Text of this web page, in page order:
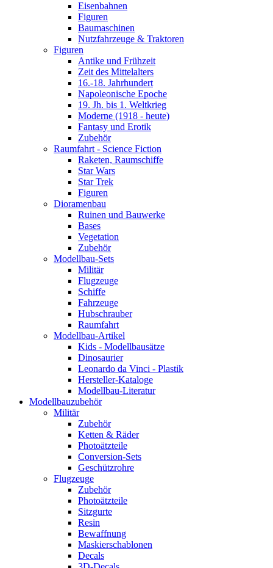
Eisenbahnen
Figuren
Baumaschinen
Nutzfahrzeuge & Traktoren
Figuren
Antike und Frühzeit
Zeit des Mittelalters
16.-18. Jahrhundert
Napoleonische Epoche
19. Jh. bis 1. Weltkrieg
Moderne (1918 - heute)
Fantasy und Erotik
Zubehör
Raumfahrt - Science Fiction
Raketen, Raumschiffe
Star Wars
Star Trek
Figuren
Dioramenbau
Ruinen und Bauwerke
Bases
Vegetation
Zubehör
Modellbau-Sets
Militär
Flugzeuge
Schiffe
Fahrzeuge
Hubschrauber
Raumfahrt
Modellbau-Artikel
Kids - Modellbausätze
Dinosaurier
Leonardo da Vinci - Plastik
Hersteller-Kataloge
Modellbau-Literatur
Modellbauzubehör
Militär
Zubehör
Ketten & Räder
Photoätzteile
Conversion-Sets
Geschützrohre
Flugzeuge
Zubehör
Photoätzteile
Sitzgurte
Resin
Bewaffnung
Maskierschablonen
Decals